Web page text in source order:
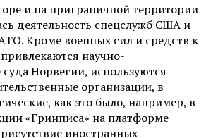
и на приграничной территории
деятельность спецслужб США и
Кроме военных сил и средств к
научно-
суда Норвегии, используются
организации, в
как это было, например, в
«Гринписа» на платформе
иностранных